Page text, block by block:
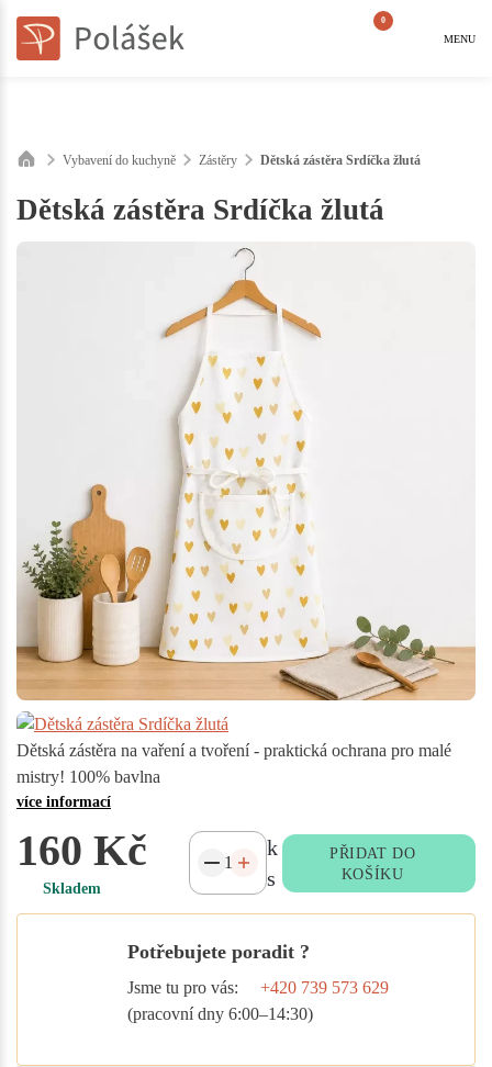
0
MENU
Vybavení do kuchyně Zástěry Dětská zástěra Srdíčka žlutá
Dětská zástěra Srdíčka žlutá
Dětská zástěra na vaření a tvoření - praktická ochrana pro malé
mistry! 100% bavlna
více informací
160 Kč
Skladem
k
s
PŘIDAT DO
KOŠÍKU
Potřebujete poradit ?
Jsme tu pro vás:
+420 739 573 629
(pracovní dny 6:00–14:30)